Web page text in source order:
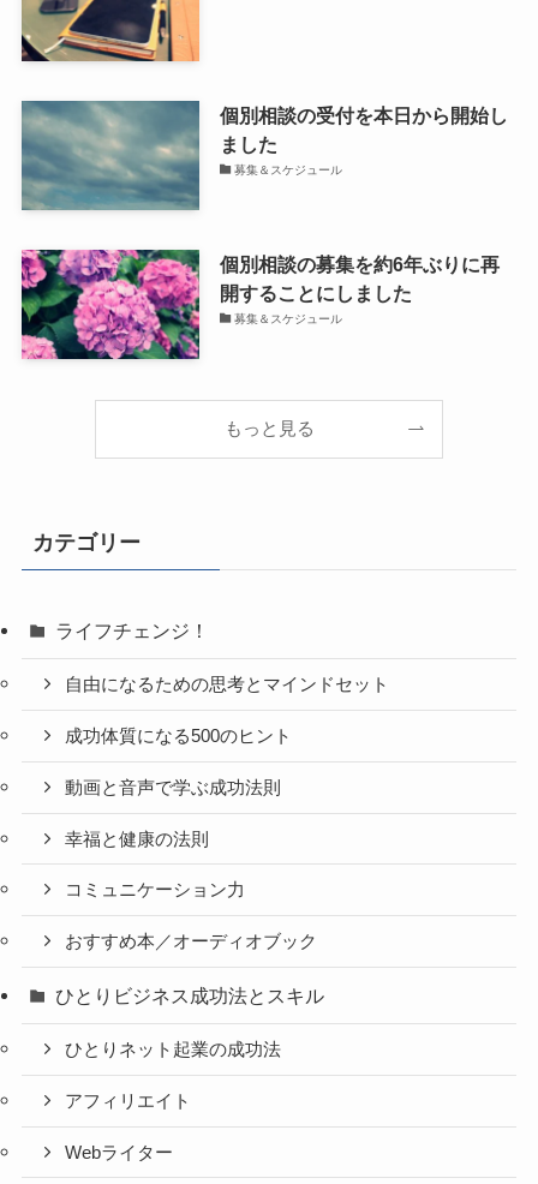
個別相談の受付を本日から開始し
ました
募集＆スケジュール
個別相談の募集を約6年ぶりに再
開することにしました
募集＆スケジュール
もっと見る
カテゴリー
ライフチェンジ！
自由になるための思考とマインドセット
成功体質になる500のヒント
動画と音声で学ぶ成功法則
幸福と健康の法則
コミュニケーション力
おすすめ本／オーディオブック
ひとりビジネス成功法とスキル
ひとりネット起業の成功法
アフィリエイト
Webライター